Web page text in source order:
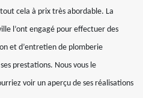
cela à prix très abordable. La
l’ont engagé pour effectuer des
et d’entretien de plomberie
prestations. Nous vous le
voir un aperçu de ses réalisations